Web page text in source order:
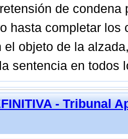
de
hasta completar
el objeto de la
sentencia en todos
- Tribunal